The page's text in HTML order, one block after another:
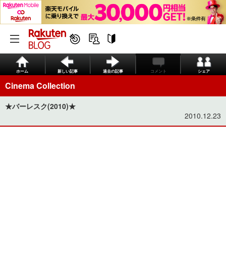
ホーム 新しい記事 過去の記事 コメント シェア
Cinema Collection
★バーレスク(2010)★
2010.12.23